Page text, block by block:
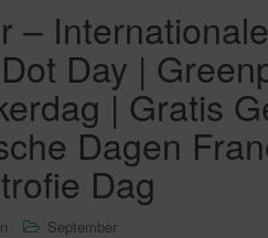
–
Day |
| Gratis
Dagen
Dag
September